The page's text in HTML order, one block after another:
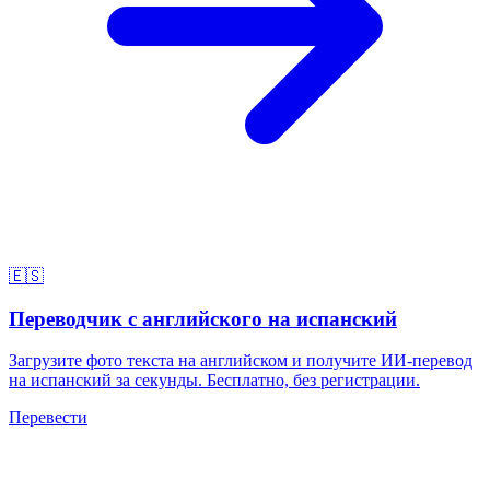
🇪🇸
Переводчик с английского на испанский
Загрузите фото текста на английском и получите ИИ-перевод
на испанский за секунды. Бесплатно, без регистрации.
Перевести